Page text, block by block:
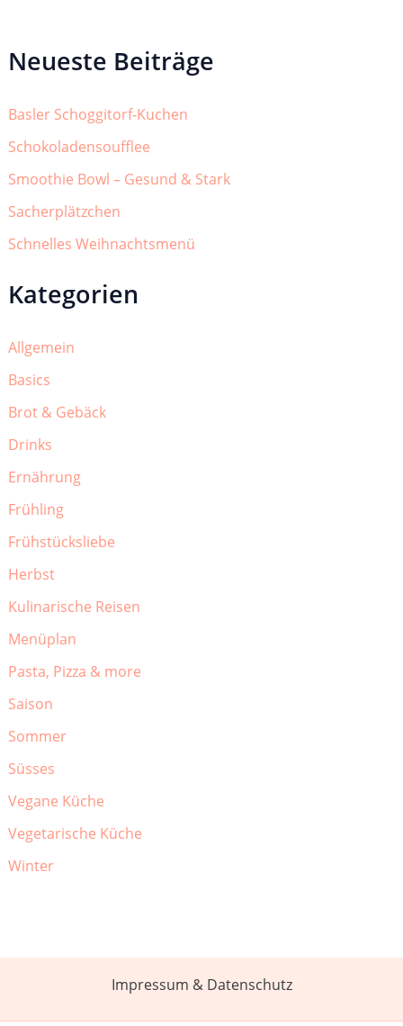
Neueste Beiträge
Basler Schoggitorf-Kuchen
Schokoladensoufflee
Smoothie Bowl – Gesund & Stark
Sacherplätzchen
Schnelles Weihnachtsmenü
Kategorien
Allgemein
Basics
Brot & Gebäck
Drinks
Ernährung
Frühling
Frühstücksliebe
Herbst
Kulinarische Reisen
Menüplan
Pasta, Pizza & more
Saison
Sommer
Süsses
Vegane Küche
Vegetarische Küche
Winter
Impressum & Datenschutz